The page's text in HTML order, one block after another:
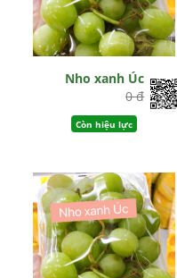
Nho xanh Úc
0 đ
Còn hiệu lực